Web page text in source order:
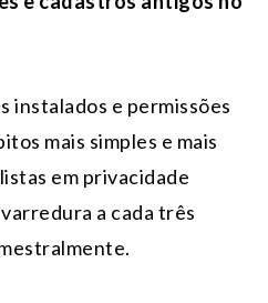
instalados e permissões
mais simples e mais
em privacidade
a cada três